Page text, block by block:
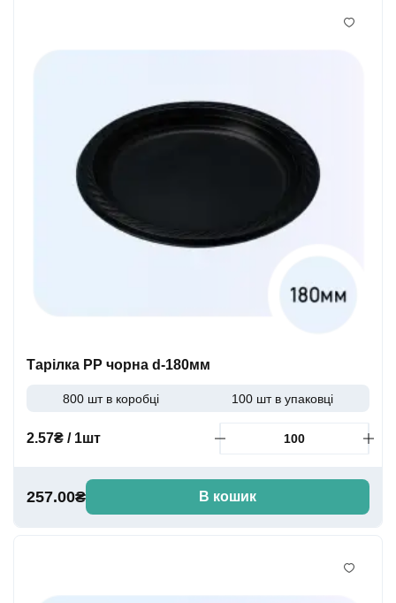
Тарілка PP чорна d-180мм
800 шт в коробці 100 шт в упаковці
2.57₴ / 1шт
257.00₴ В кошик